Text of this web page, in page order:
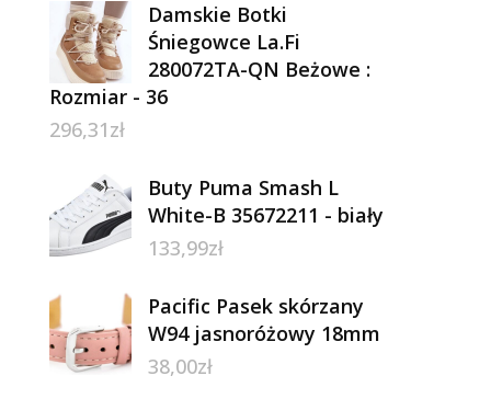
Damskie Botki
Śniegowce La.Fi
280072TA-QN Beżowe :
Rozmiar - 36
296,31zł
Buty Puma Smash L
White-B 35672211 - biały
133,99zł
Pacific Pasek skórzany
W94 jasnoróżowy 18mm
38,00zł